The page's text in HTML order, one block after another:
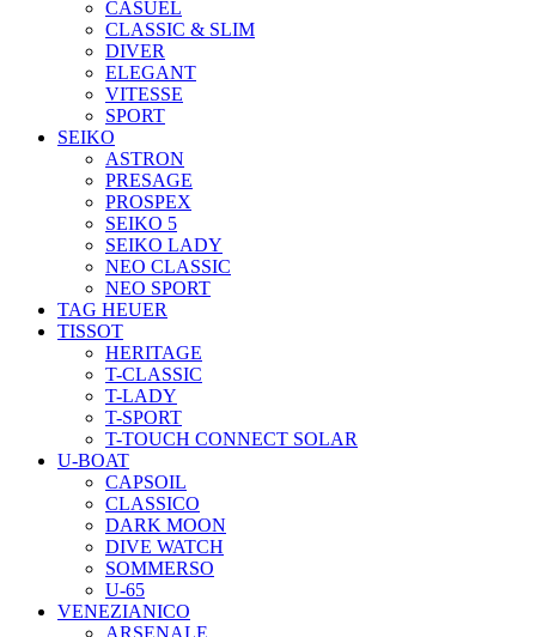
CASUEL
CLASSIC & SLIM
DIVER
ELEGANT
VITESSE
SPORT
SEIKO
ASTRON
PRESAGE
PROSPEX
SEIKO 5
SEIKO LADY
NEO CLASSIC
NEO SPORT
TAG HEUER
TISSOT
HERITAGE
T-CLASSIC
T-LADY
T-SPORT
T-TOUCH CONNECT SOLAR
U-BOAT
CAPSOIL
CLASSICO
DARK MOON
DIVE WATCH
SOMMERSO
U-65
VENEZIANICO